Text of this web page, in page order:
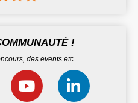
!
des events etc...